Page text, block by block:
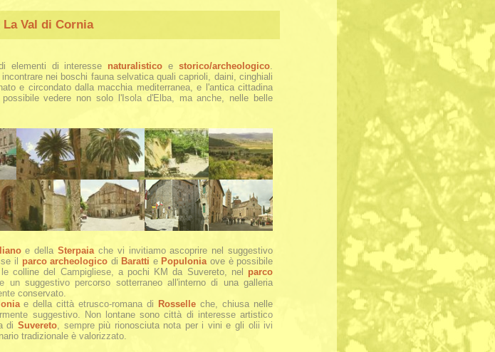
La Val di Cornia
elementi di interesse naturalistico estorico/archeologico
incontrare nei boschi fauna selvatica quali caprioli, daini, cinghiali
e circondato dalla macchia mediterranea, e l'antica cittadina
vedere non solo l'Isola d'Elba, ma anche, nelle belle
e dellaSterpaia che vi invitiamo ascoprire nel suggestivo
il parco archeologico di Baratti ePopulonia ove è possibile
colline del Campigliese, a pochi KM da Suvereto, nel parco
un suggestivo percorso sotterraneo all'interno di una galleria
conservato.
e della città etrusco-romana di Rosselle che, chiusa nelle
suggestivo. Non lontane sono città di interesse artistico
di Suvereto , sempre più rionosciuta nota per i vini e gli olii ivi
tradizionale è valorizzato.